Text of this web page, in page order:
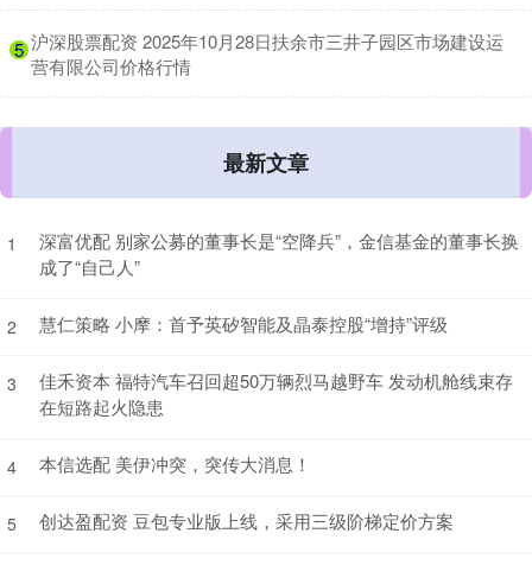
5 ​沪深股票配资 2025年10月28日扶余市三井子园区市场建设运
营有限公司价格行情
最新文章
1
深富优配 别家公募的董事长是“空降兵”，金信基金的董事长换
成了“自己人”
2 慧仁策略 小摩：首予英矽智能及晶泰控股“增持”评级
3
佳禾资本 福特汽车召回超50万辆烈马越野车 发动机舱线束存
在短路起火隐患
4 本信选配 美伊冲突，突传大消息！
5 创达盈配资 豆包专业版上线，采用三级阶梯定价方案